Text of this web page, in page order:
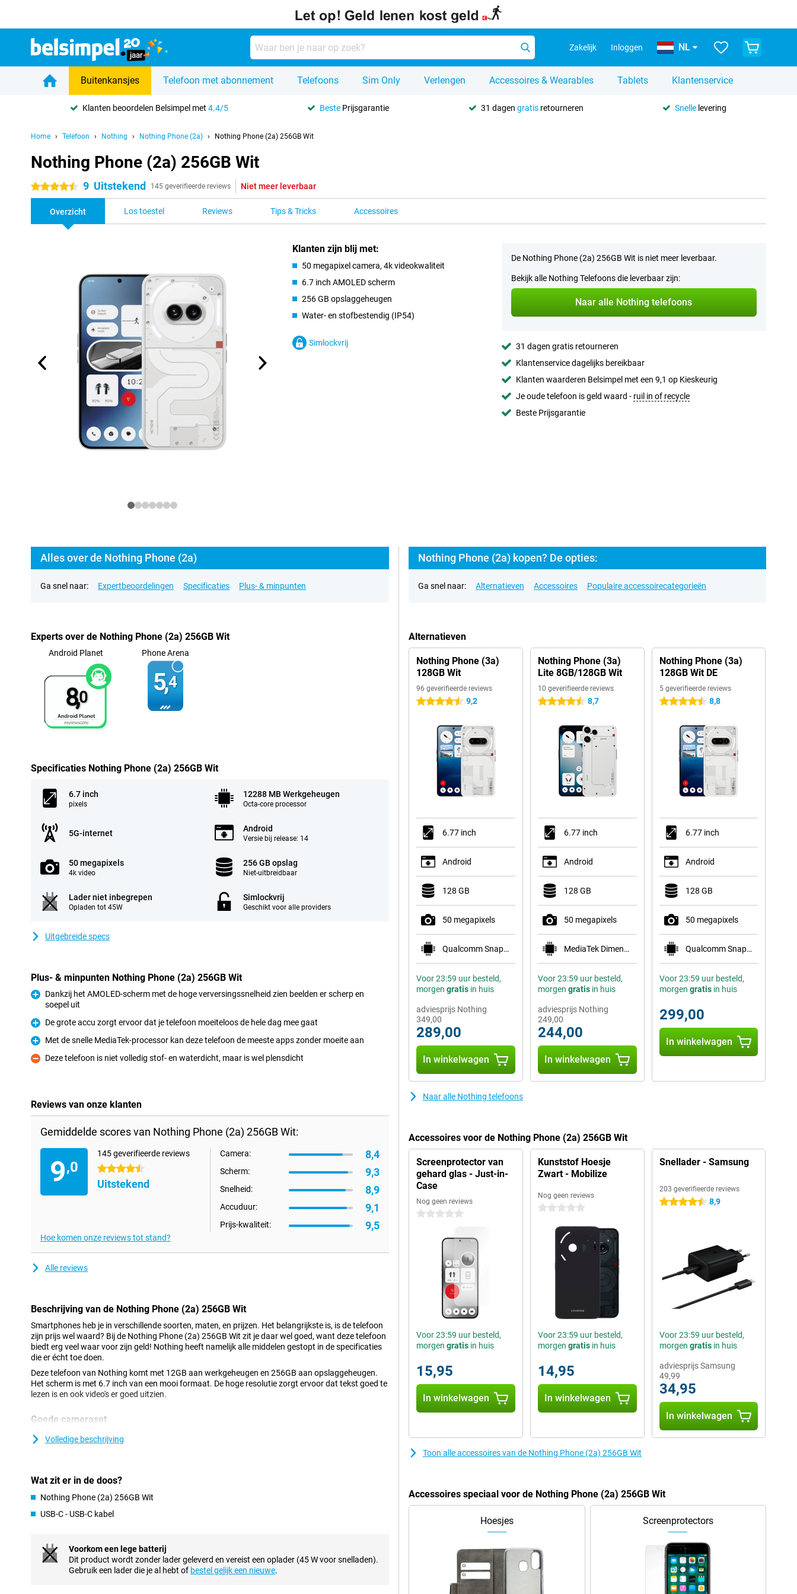
Zakelijk Inloggen NL
Buitenkansjes Telefoon met abonnement Telefoons Sim Only Verlengen Accessoires & Wearables Tablets Klantenservice
Klanten beoordelen Belsimpel met4.4/5 Beste Prijsgarantie 31 dagen gratisretourneren Snellelevering
Home Telefoon Nothing Nothing Phone (2a) Nothing Phone (2a) 256GB Wit
Nothing Phone (2a) 256GB Wit
4.5 sterren 9 Uitstekend 145 geverifieerde reviews Niet meer leverbaar
Overzicht Los toestel Reviews Tips & Tricks Accessoires
Klanten zijn blij met:
50 megapixel camera, 4k videokwaliteit
6.7 inch AMOLED scherm
256 GB opslaggeheugen
Water- en stofbestendig (IP54)
Simlockvrij
De Nothing Phone (2a) 256GB Wit is niet meer leverbaar.
Bekijk alle Nothing Telefoons die leverbaar zijn:
Naar alle Nothing telefoons
31 dagen gratis retourneren
Klantenservice dagelijks bereikbaar
Klanten waarderen Belsimpel met een 9,1 op Kieskeurig
Je oude telefoon is geld waard - ruil in of recycle
Beste Prijsgarantie
Alles over de Nothing Phone (2a)
Ga snel naar: Expertbeoordelingen Specificaties Plus- & minpunten
Experts over de Nothing Phone (2a) 256GB Wit
Android Planet
8,0
Phone Arena
5,4
Specificaties Nothing Phone (2a) 256GB Wit
6.7 inch
pixels
12288 MB Werkgeheugen
Octa-core processor
5G-internet Android
Versie bij release: 14
50 megapixels
4k video
256 GB opslag
Niet-uitbreidbaar
Lader niet inbegrepen
Opladen tot 45W
Simlockvrij
Geschikt voor alle providers
Uitgebreide specs
Plus- & minpunten Nothing Phone (2a) 256GB Wit
Pluspunt
Dankzij het AMOLED-scherm met de hoge verversingssnelheid zien beelden er scherp en
soepel uit
Pluspunt
De grote accu zorgt ervoor dat je telefoon moeiteloos de hele dag mee gaat
Pluspunt
Met de snelle MediaTek-processor kan deze telefoon de meeste apps zonder moeite aan
Minpunt
Deze telefoon is niet volledig stof- en waterdicht, maar is wel plensdicht
Reviews van onze klanten
Gemiddelde scores van Nothing Phone (2a) 256GB Wit:
9,0
145 geverifieerde reviews
4.5 sterren
Uitstekend
Camera: 8,4
Scherm: 9,3
Snelheid: 8,9
Accuduur: 9,1
Prijs-kwaliteit: 9,5
Hoe komen onze reviews tot stand?
Alle reviews
Beschrijving van de Nothing Phone (2a) 256GB Wit
Smartphones heb je in verschillende soorten, maten, en prijzen. Het belangrijkste is, is de telefoon
zijn prijs wel waard? Bij de Nothing Phone (2a) 256GB Wit zit je daar wel goed, want deze telefoon
biedt erg veel waar voor zijn geld! Nothing heeft namelijk alle middelen gestopt in de specificaties
die er écht toe doen.
Deze telefoon van Nothing komt met 12GB aan werkgeheugen en 256GB aan opslaggeheugen.
Het scherm is met 6.7 inch van een mooi formaat. De hoge resolutie zorgt ervoor dat tekst goed te
lezen is en ook video's er goed uitzien.
Goede cameraset
Deze telefoon heeft een selfiecamera met een resolutie van 32MP. Als je net even wat meer
camerafunctionaliteit zoekt, dan is dit toestel een goede optie. Achterop zitten namelijk twee
Zoek je een toestel met meer mogelijkheden op het gebied van fotografie? Neem dan eens een
AMOLED-display met hoge verversingssnelheid
Wil jij je kijkervaring naar een hoger niveau tillen? Kies dan voor deze telefoon met een
verversingssnelheid van maar liefst 120 keer per seconde. Dit zorgt voor superieur kijkcomfort.
Volledige beschrijving
Wat zit er in de doos?
Nothing Phone (2a) 256GB Wit
USB-C - USB-C kabel
Voorkom een lege batterij
Dit product wordt zonder lader geleverd en vereist een oplader (45 W voor snelladen).
Gebruik een lader die je al hebt of bestel gelijk een nieuwe.
Nothing Phone (2a) kopen? De opties:
Ga snel naar: Alternatieven Accessoires Populaire accessoirecategorieën
Alternatieven
Nothing Phone (3a)
128GB Wit
96 geverifieerde reviews
4.5 sterren 9,2
6.77 inch
Android
128 GB
50 megapixels
Qualcomm Snapdragon 7s Gen 3
Voor 23:59 uur besteld,
morgen gratis in huis
349,00
adviesprijs Nothing
289,00
In winkelwagen
Nothing Phone (3a)
Lite 8GB/128GB Wit
10 geverifieerde reviews
4.5 sterren 8,7
6.77 inch
Android
128 GB
50 megapixels
MediaTek Dimensity 7300 Pro 5G
Voor 23:59 uur besteld,
morgen gratisin huis
249,00
adviesprijs Nothing
244,00
In winkelwagen
Nothing Phone (3a)
128GB Wit DE
5 geverifieerde reviews
4.5 sterren 8,8
6.77 inch
Android
128 GB
50 megapixels
Qualcomm Snapdragon 7s Gen 3
Voor 23:59 uur besteld,
morgen gratisin huis
299,00
In winkelwagen
Naar alle Nothing telefoons
Accessoires voor de Nothing Phone (2a) 256GB Wit
Screenprotector van
gehard glas - Just-in-
Case
Nog geen reviews
0 sterren
Voor 23:59 uur besteld,
morgen gratis in huis
15,95
In winkelwagen
Kunststof Hoesje
Zwart - Mobilize
Nog geen reviews
0 sterren
Voor 23:59 uur besteld,
morgen gratisin huis
14,95
In winkelwagen
Snellader - Samsung
203 geverifieerde reviews
4.5 sterren 8,9
Voor 23:59 uur besteld,
morgen gratisin huis
49,99
adviesprijs Samsung
34,95
In winkelwagen
Toon alle accessoires van de Nothing Phone (2a) 256GB Wit
Accessoires speciaal voor de Nothing Phone (2a) 256GB Wit
Hoesjes Screenprotectors